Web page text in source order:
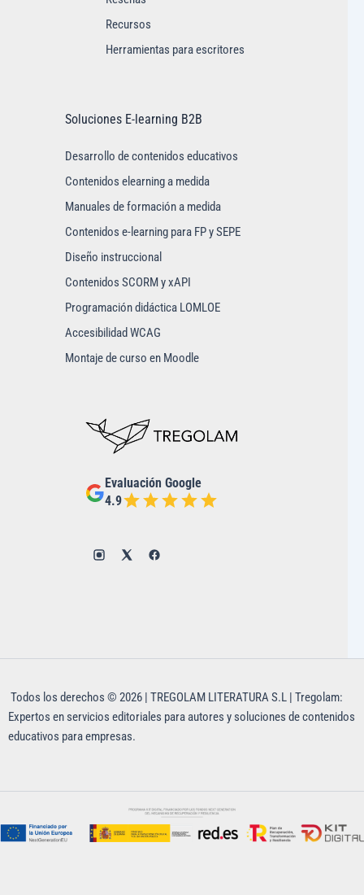
Recursos
Herramientas para escritores
Soluciones E-learning B2B
Desarrollo de contenidos educativos
Contenidos elearning a medida
Manuales de formación a medida
Contenidos e-learning para FP y SEPE
Diseño instruccional
Contenidos SCORM y xAPI
Programación didáctica LOMLOE
Accesibilidad WCAG
Montaje de curso en Moodle
Evaluación Google
4.9
Todos los derechos © 2026 | TREGOLAM LITERATURA S.L | Tregolam:
Expertos en servicios editoriales para autores y soluciones de contenidos
educativos para empresas.